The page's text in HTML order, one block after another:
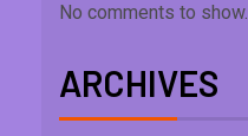
No comments to show.
ARCHIVES